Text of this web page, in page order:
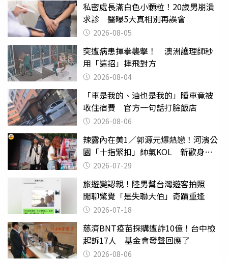
私密處長滿白色小顆粒！20歲男崩潰
求診 醫曝5大真相別再誤會
2026-08-05
突遭病患揮拳襲擊！ 澳洲護理師秒
用「這招」摔飛對方
2026-08-04
「車是我的、油也是我的」睡車竟被
收住宿費 官方一句話打臉飯店
2026-08-06
辣露內在美1／郭源元爆熱戀！河濱公
園「十指緊扣」帥氣KOL 新歡身份
曝光2026-07-29
旅遊變認親！陸男幫台灣遊客拍照
閒聊驚覺「是失聯大伯」奇蹟重逢
2026-07-18
慈濟BNT疫苗採購遭詐10億！台中檢
起訴17人 基金會發聲回應了
2026-08-06